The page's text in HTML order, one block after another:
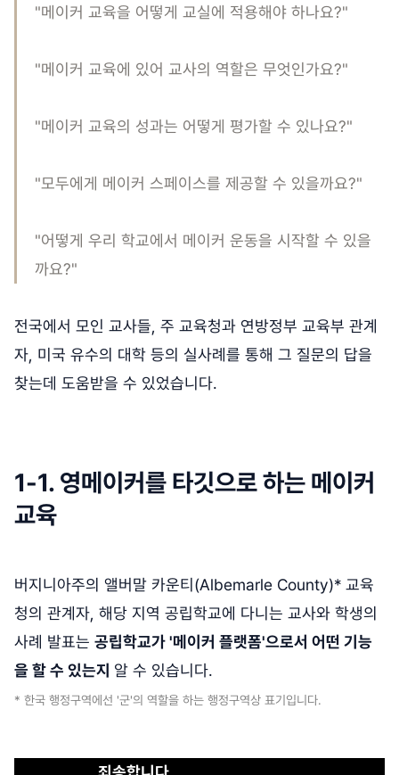
"메이커 교육을 어떻게 교실에 적용해야 하나요?"
"메이커 교육에 있어 교사의 역할은 무엇인가요?"
"메이커 교육의 성과는 어떻게 평가할 수 있나요?"
"모두에게 메이커 스페이스를 제공할 수 있을까요?"
"어떻게 우리 학교에서 메이커 운동을 시작할 수 있을
까요?"
전국에서 모인 교사들, 주 교육청과 연방정부 교육부 관계
자, 미국 유수의 대학 등의 실사례를 통해 그 질문의 답을
찾는데 도움받을 수 있었습니다.
1-1. 영메이커를 타깃으로 하는 메이커
교육
버지니아주의 앨버말 카운티(Albemarle County)* 교육
청의 관계자, 해당 지역 공립학교에 다니는 교사와 학생의
사례 발표는 공립학교가 '메이커 플랫폼'으로서 어떤 기능
을 할 수 있는지 알 수 있습니다.
* 한국 행정구역에선 '군'의 역할을 하는 행정구역상 표기입니다.